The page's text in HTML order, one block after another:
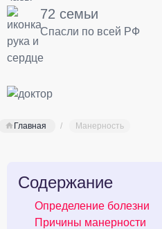
72 семьи
Спасли по всей РФ
Главная Манерность
Содержание
Определение болезни
Причины манерности